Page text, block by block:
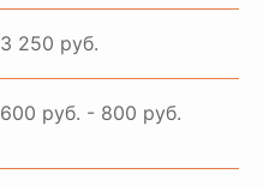
3 250 руб.
600 руб. - 800 руб.